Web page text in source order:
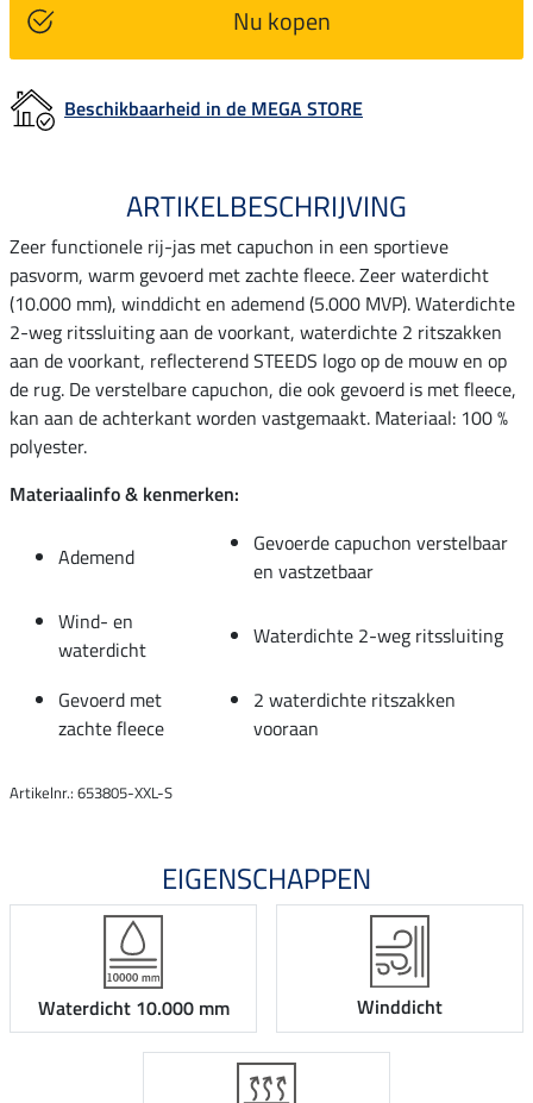
Nu kopen
Beschikbaarheid in de MEGA STORE
ARTIKELBESCHRIJVING
Zeer functionele rij-jas met capuchon in een sportieve
pasvorm, warm gevoerd met zachte fleece. Zeer waterdicht
(10.000 mm), winddicht en ademend (5.000 MVP). Waterdichte
2-weg ritssluiting aan de voorkant, waterdichte 2 ritszakken
aan de voorkant, reflecterend STEEDS logo op de mouw en op
de rug. De verstelbare capuchon, die ook gevoerd is met fleece,
kan aan de achterkant worden vastgemaakt. Materiaal: 100 %
polyester.
Materiaalinfo & kenmerken:
Ademend
Gevoerde capuchon verstelbaar
en vastzetbaar
Wind- en
waterdicht
Waterdichte 2-weg ritssluiting
Gevoerd met
zachte fleece
2 waterdichte ritszakken
vooraan
Artikelnr.: 653805-XXL-S
EIGENSCHAPPEN
Waterdicht 10.000 mm Winddicht